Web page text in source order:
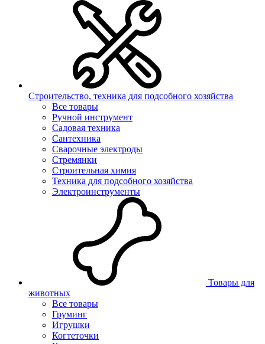
Строительство, техника для подсобного хозяйства
Все товары
Ручной инструмент
Садовая техника
Сантехника
Сварочные электроды
Стремянки
Строительная химия
Техника для подсобного хозяйства
Электроинструменты
Товары для
животных
Все товары
Груминг
Игрушки
Когтеточки